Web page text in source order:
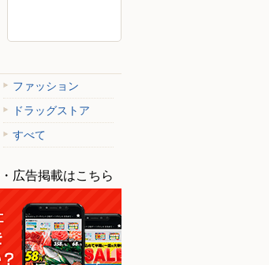
ファッション
ドラッグストア
すべて
広告掲載はこちら